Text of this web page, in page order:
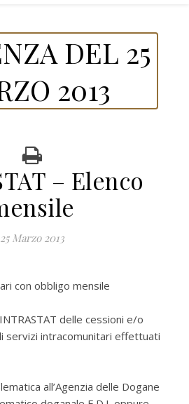
DEL 25
2013
– Elenco
25 Marzo 2013
con obbligo mensile
delle cessioni e/o
servizi intracomunitari effettuati
all’Agenzia delle Dogane